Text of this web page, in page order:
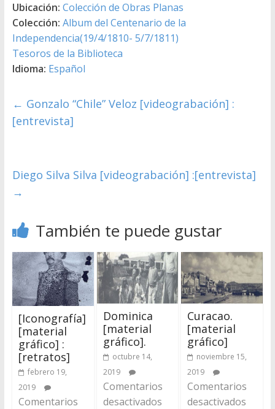
Ubicación: Colección de Obras Planas
Colección: Album del Centenario de la
Independencia(19/4/1810- 5/7/1811)
Tesoros de la Biblioteca
Idioma: Español
← Gonzalo “Chile” Veloz [videograbación] :
[entrevista]
Diego Silva Silva [videograbación] :[entrevista]
→
También te puede gustar
[Iconografía]
[material
gráfico] :
[retratos]
febrero 19,
2019
Comentarios
Dominica
[material
gráfico].
octubre 14,
2019
Comentarios
desactivados
Curacao.
[material
gráfico]
noviembre 15,
2019
Comentarios
desactivados